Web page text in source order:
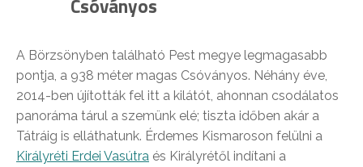
Csóványos
A Börzsönyben található Pest megye legmagasabb
pontja, a 938 méter magas Csóványos. Néhány éve,
2014-ben újították fel itt a kilátót, ahonnan csodálatos
panoráma tárul a szemünk elé; tiszta időben akár a
Tátráig is elláthatunk. Érdemes Kismaroson felülni a
Királyréti Erdei Vasútra és Királyrétől indítani a